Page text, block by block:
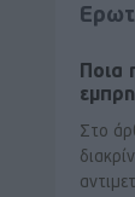
Ποια
Στο